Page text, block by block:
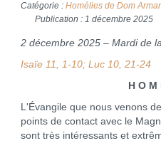
Catégorie : Homélies de Dom
Publication : 1 décembre 2025
2 décembre 2025 – Mardi de
Isaïe 11, 1-10; Luc 10, 21-24
H O M
L'Évangile que nous venons
points de contact avec le
sont très intéressants et